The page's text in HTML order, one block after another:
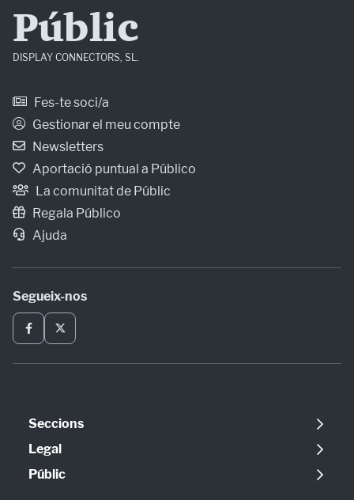
Públic
DISPLAY CONNECTORS, SL.
Fes-te soci/a
Gestionar el meu compte
Newsletters
Aportació puntual a Público
La comunitat de Públic
Regala Público
Ajuda
Segueix-nos
Seccions
Política
Opinió
Legal
Avís legal
Públic